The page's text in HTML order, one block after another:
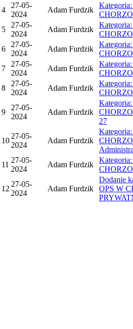
4
27-05-
2024
Adam Furdzik
5
27-05-
2024
Adam Furdzik
6
27-05-
2024
Adam Furdzik
7
27-05-
2024
Adam Furdzik
8
27-05-
2024
Adam Furdzik
9
27-05-
2024
Adam Furdzik
27
10
27-05-
2024
Adam Furdzik
11
27-05-
2024
Adam Furdzik
12
27-05-
2024
Adam Furdzik
Dodanie
OPS W